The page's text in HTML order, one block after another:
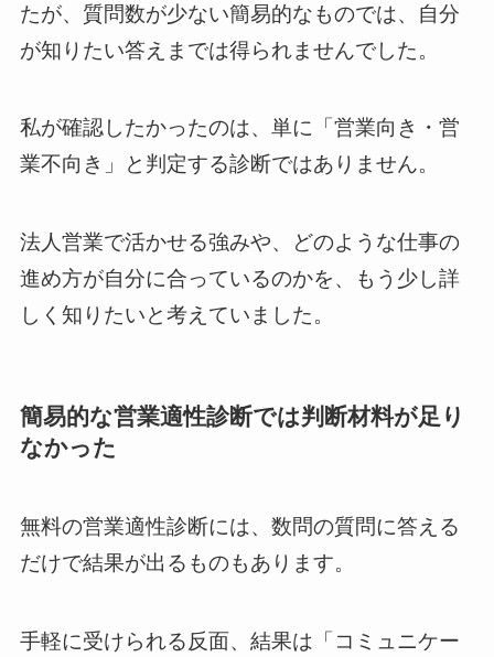
たが、質問数が少ない簡易的なものでは、自分
が知りたい答えまでは得られませんでした。
私が確認したかったのは、単に「営業向き・営
業不向き」と判定する診断ではありません。
法人営業で活かせる強みや、どのような仕事の
進め方が自分に合っているのかを、もう少し詳
しく知りたいと考えていました。
簡易的な営業適性診断では判断材料が足り
なかった
無料の営業適性診断には、数問の質問に答える
だけで結果が出るものもあります。
手軽に受けられる反面、結果は「コミュニケー